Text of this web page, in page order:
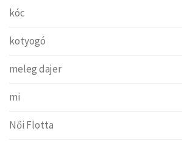
kóc
kotyogó
meleg dajer
mi
Női Flotta